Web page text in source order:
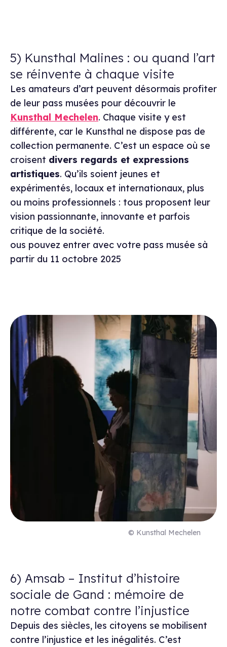
5) Kunsthal Malines : ou quand l’art
se réinvente à chaque visite
Les amateurs d’art peuvent désormais profiter
de leur pass musées pour découvrir le
Kunsthal Mechelen. Chaque visite y est
différente, car le Kunsthal ne dispose pas de
collection permanente. C’est un espace où se
croisent divers regards et expressions
artistiques. Qu’ils soient jeunes et
expérimentés, locaux et internationaux, plus
ou moins professionnels : tous proposent leur
vision passionnante, innovante et parfois
critique de la société.
ous pouvez entrer avec votre pass musée sà
partir du 11 octobre 2025
© Kunsthal Mechelen
6) Amsab – Institut d’histoire
sociale de Gand : mémoire de
notre combat contre l’injustice
Depuis des siècles, les citoyens se mobilisent
contre l’injustice et les inégalités. C’est